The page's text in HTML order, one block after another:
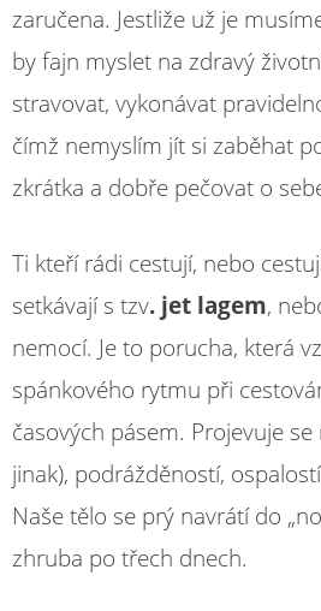
zaručena. Jestliže už je
by fajn myslet na zdravý
stravovat, vykonávat
čímž nemyslím jít si zaběhat
zkrátka a dobře pečovat o
Ti kteří rádi cestují, nebo
setkávají s tzv. jet lagem,
nemocí. Je to porucha, která
spánkového rytmu při
časových pásem. Projevuje
jinak), podrážděností,
Naše tělo se prý navrátí do
zhruba po třech dnech.